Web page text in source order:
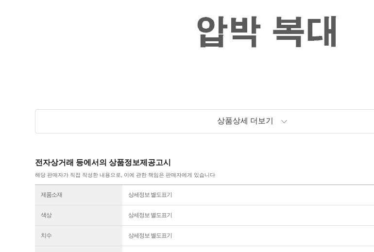
상품상세 더보기
전자상거래 등에서의 상품정보제공고시
해당 판매자가 직접 작성한 내용으로, 이에 관한 책임은 판매자에게 있습니다
제품소재 상세정보 별도표기
색상 상세정보 별도표기
치수 상세정보 별도표기